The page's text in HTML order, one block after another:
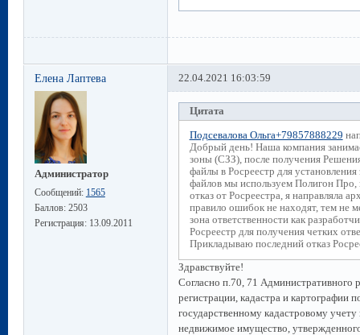
Елена Лаптева
Администратор
Сообщений: 1565
Баллов: 2503
Регистрация: 13.09.2011
22.04.2021 16:03:59
Цитата
Подсевалова Ольга+79857888229
Добрый день! Наша компания
зоны (СЗЗ), после получения
файлы в Росреестр для
файлов мы используем Полигон
отказ от Росреестра, я направляла
правило ошибок не находят, тем не
зона ответственности как
Росреестр для получения четких
Прикладываю последний отказ
Здравствуйте!
Согласно п.70, 71 Административного
регистрации, кадастра и картографии
государственному кадастровому
недвижимое имущество,